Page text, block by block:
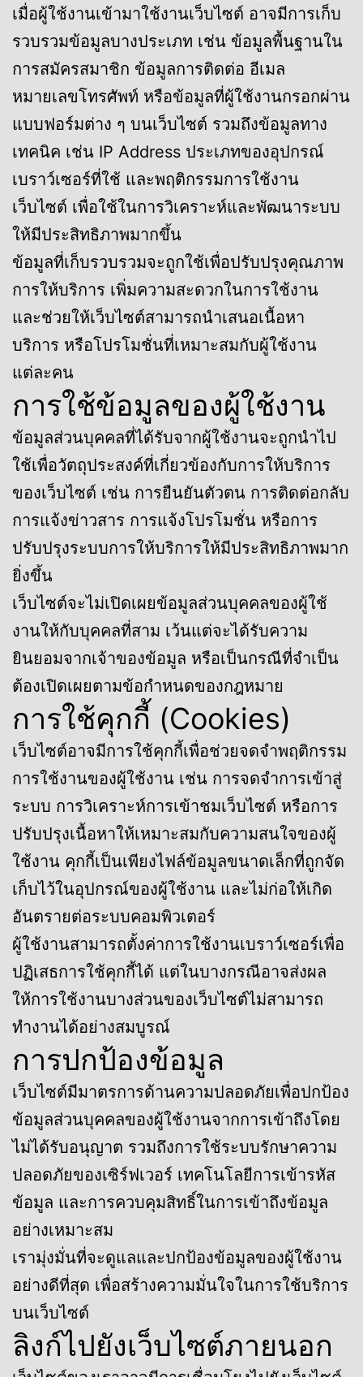
เมื่อผู้ใช้งานเข้ามาใช้งานเว็บไซต์ อาจมีการเก็บ
รวบรวมข้อมูลบางประเภท เช่น ข้อมูลพื้นฐานใน
การสมัครสมาชิก ข้อมูลการติดต่อ อีเมล
หมายเลขโทรศัพท์ หรือข้อมูลที่ผู้ใช้งานกรอกผ่าน
แบบฟอร์มต่าง ๆ บนเว็บไซต์ รวมถึงข้อมูลทาง
เทคนิค เช่น IP Address ประเภทของอุปกรณ์
เบราว์เซอร์ที่ใช้ และพฤติกรรมการใช้งาน
เว็บไซต์ เพื่อใช้ในการวิเคราะห์และพัฒนาระบบ
ให้มีประสิทธิภาพมากขึ้น
ข้อมูลที่เก็บรวบรวมจะถูกใช้เพื่อปรับปรุงคุณภาพ
การให้บริการ เพิ่มความสะดวกในการใช้งาน
และช่วยให้เว็บไซต์สามารถนำเสนอเนื้อหา
บริการ หรือโปรโมชั่นที่เหมาะสมกับผู้ใช้งาน
แต่ละคน
การใช้ข้อมูลของผู้ใช้งาน
ข้อมูลส่วนบุคคลที่ได้รับจากผู้ใช้งานจะถูกนำไป
ใช้เพื่อวัตถุประสงค์ที่เกี่ยวข้องกับการให้บริการ
ของเว็บไซต์ เช่น การยืนยันตัวตน การติดต่อกลับ
การแจ้งข่าวสาร การแจ้งโปรโมชั่น หรือการ
ปรับปรุงระบบการให้บริการให้มีประสิทธิภาพมาก
ยิ่งขึ้น
เว็บไซต์จะไม่เปิดเผยข้อมูลส่วนบุคคลของผู้ใช้
งานให้กับบุคคลที่สาม เว้นแต่จะได้รับความ
ยินยอมจากเจ้าของข้อมูล หรือเป็นกรณีที่จำเป็น
ต้องเปิดเผยตามข้อกำหนดของกฎหมาย
การใช้คุกกี้ (Cookies)
เว็บไซต์อาจมีการใช้คุกกี้เพื่อช่วยจดจำพฤติกรรม
การใช้งานของผู้ใช้งาน เช่น การจดจำการเข้าสู่
ระบบ การวิเคราะห์การเข้าชมเว็บไซต์ หรือการ
ปรับปรุงเนื้อหาให้เหมาะสมกับความสนใจของผู้
ใช้งาน คุกกี้เป็นเพียงไฟล์ข้อมูลขนาดเล็กที่ถูกจัด
เก็บไว้ในอุปกรณ์ของผู้ใช้งาน และไม่ก่อให้เกิด
อันตรายต่อระบบคอมพิวเตอร์
ผู้ใช้งานสามารถตั้งค่าการใช้งานเบราว์เซอร์เพื่อ
ปฏิเสธการใช้คุกกี้ได้ แต่ในบางกรณีอาจส่งผล
ให้การใช้งานบางส่วนของเว็บไซต์ไม่สามารถ
ทำงานได้อย่างสมบูรณ์
การปกป้องข้อมูล
เว็บไซต์มีมาตรการด้านความปลอดภัยเพื่อปกป้อง
ข้อมูลส่วนบุคคลของผู้ใช้งานจากการเข้าถึงโดย
ไม่ได้รับอนุญาต รวมถึงการใช้ระบบรักษาความ
ปลอดภัยของเซิร์ฟเวอร์ เทคโนโลยีการเข้ารหัส
ข้อมูล และการควบคุมสิทธิ์ในการเข้าถึงข้อมูล
อย่างเหมาะสม
เรามุ่งมั่นที่จะดูแลและปกป้องข้อมูลของผู้ใช้งาน
อย่างดีที่สุด เพื่อสร้างความมั่นใจในการใช้บริการ
บนเว็บไซต์
ลิงก์ไปยังเว็บไซต์ภายนอก